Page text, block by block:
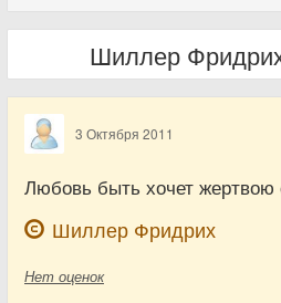
Шиллер
3 Октября 2011
Любовь быть хочет жертвою
Шиллер Фридрих
Нет оценок